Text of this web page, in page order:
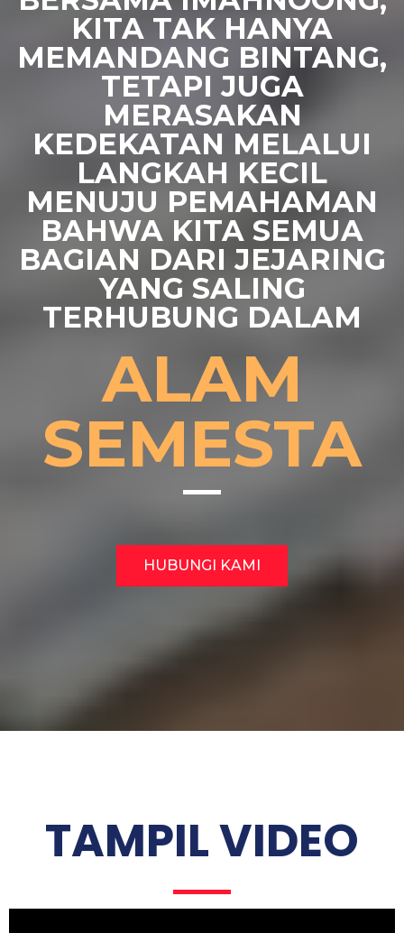
KITA TAK HANYA
MEMANDANG BINTANG,
TETAPI JUGA
MERASAKAN
KEDEKATAN MELALUI
LANGKAH KECIL
MENUJU PEMAHAMAN
BAHWA KITA SEMUA
BAGIAN DARI JEJARING
YANG SALING
TERHUBUNG DALAM
ALAM
SEMESTA
HUBUNGI KAMI
TAMPIL VIDEO